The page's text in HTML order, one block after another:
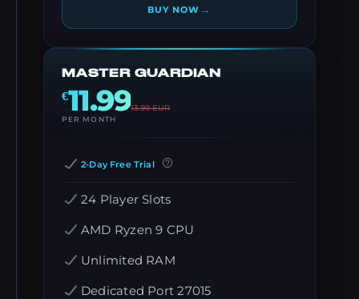
BUY NOW →
MASTER GUARDIAN
€11.9913.99EUR
PER MONTH
2-Day Free Trial
24 Player Slots
AMD Ryzen 9 CPU
Unlimited RAM
Dedicated Port 27015